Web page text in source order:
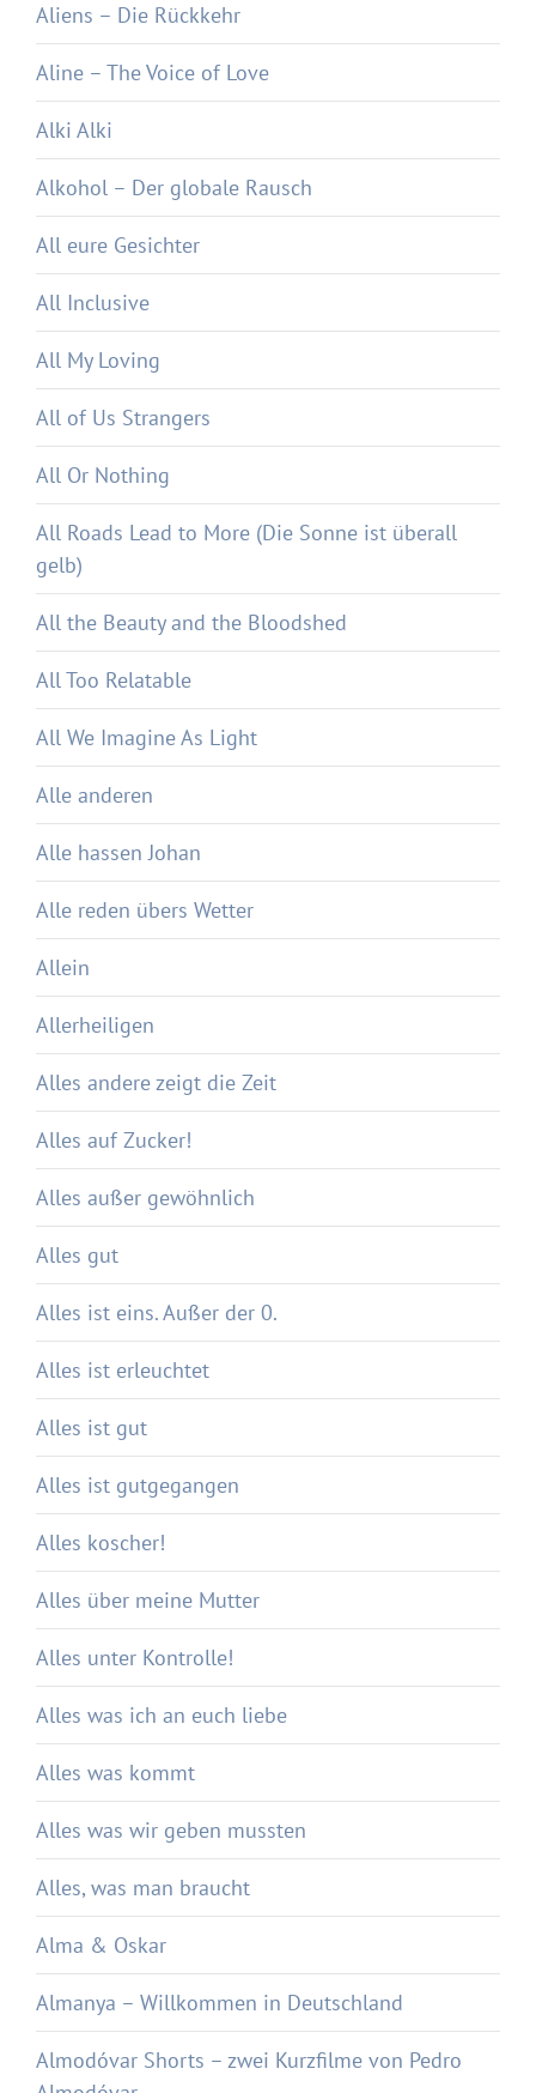
Aliens – Die Rückkehr
Aline – The Voice of Love
Alki Alki
Alkohol – Der globale Rausch
All eure Gesichter
All Inclusive
All My Loving
All of Us Strangers
All Or Nothing
All Roads Lead to More (Die Sonne ist überall
gelb)
All the Beauty and the Bloodshed
All Too Relatable
All We Imagine As Light
Alle anderen
Alle hassen Johan
Alle reden übers Wetter
Allein
Allerheiligen
Alles andere zeigt die Zeit
Alles auf Zucker!
Alles außer gewöhnlich
Alles gut
Alles ist eins. Außer der 0.
Alles ist erleuchtet
Alles ist gut
Alles ist gutgegangen
Alles koscher!
Alles über meine Mutter
Alles unter Kontrolle!
Alles was ich an euch liebe
Alles was kommt
Alles was wir geben mussten
Alles, was man braucht
Alma & Oskar
Almanya – Willkommen in Deutschland
Almodóvar Shorts – zwei Kurzfilme von Pedro